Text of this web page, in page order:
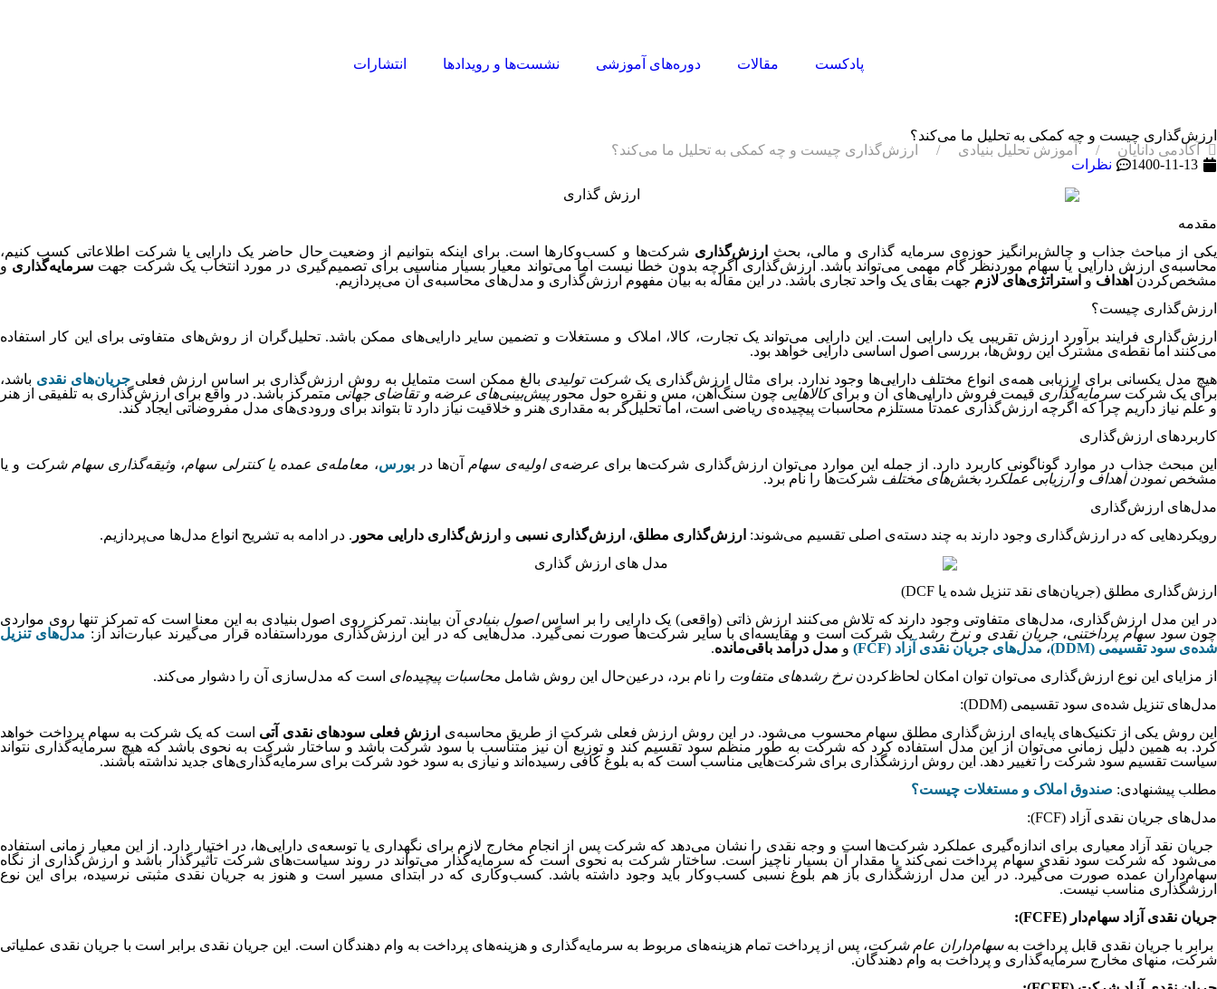
پادکست مقالات دوره‌های آموزشی نشست‌ها و رویدادها انتشارات
ارزش‌گذاری چیست و چه کمکی به تحلیل ما می‌کند؟
آکادمی دانایان
آموزش تحلیل بنیادی
ارزش‌گذاری چیست و چه کمکی به تحلیل ما می‌کند؟
1400-11-13
نظرات
مقدمه
یکی از مباحث جذاب و چالش‌برانگیز حوزه‌ی سرمایه گذاری و مالی، بحث
ارزش‌گذاری شرکت‌ها و کسب‌وکارها است. برای اینکه بتوانیم از وضعیت حال حاضر یک دارایی یا شرکت اطلاعاتی کسب کنیم،
محاسبه‌ی ارزش دارایی یا سهام موردنظر گام مهمی می‌تواند باشد. ارزش‌گذاری اگرچه بدون خطا نیست اما می‌تواند معیار بسیار مناسبی برای تصمیم‌گیری در مورد انتخاب یک شرکت جهت سرمایه‌گذاری و
مشخص‌کردن اهداف و استراتژی‌های لازم جهت بقای یک واحد تجاری باشد. در این مقاله به بیان مفهوم ارزش‌گذاری و مدل‌های محاسبه‌ی آن می‌پردازیم.
ارزش‌گذاری چیست؟
ارزش‌گذاری فرایند برآورد ارزش تقریبی یک دارایی است. این دارایی می‌تواند یک تجارت، کالا، املاک و مستغلات و تضمین سایر دارایی‌های ممکن باشد. تحلیل‌گران از روش‌های متفاوتی برای این کار استفاده
می‌کنند اما نقطه‌ی مشترک این روش‌ها، بررسی اصول اساسی دارایی خواهد بود.
هیچ مدل یکسانی برای ارزیابی همه‌ی انواع مختلف دارایی‌ها وجود ندارد. برای مثال ارزش‌گذاری یکشرکت تولیدی بالغ ممکن است متمایل به روش ارزش‌گذاری بر اساس ارزش فعلی جریان‌های نقدی باشد،
برای یک شرکتسرمایه‌گذاری قیمت فروش دارایی‌های آن و برایکالاهایی چون سنگ‌آهن، مس و نقره حول محورپیش‌بینی‌های عرضه و تقاضای جهانی متمرکز باشد. در واقع برای ارزش‌گذاری به تلفیقی از هنر
و علم نیاز داریم چرا که اگرچه ارزش‌گذاری عمدتاً مستلزم محاسبات پیچیده‌ی ریاضی است، اما تحلیل‌گر به مقداری هنر و خلاقیت نیاز دارد تا بتواند برای ورودی‌های مدل مفروضاتی ایجاد کند.
کاربردهای ارزش‌گذاری
این مبحث جذاب در موارد گوناگونی کاربرد دارد. از جمله این موارد می‌توان ارزش‌گذاری شرکت‌ها برای عرضه‌ی اولیه‌ی سهام آن‌ها دربورس، معامله‌ی عمده یا کنترلی سهام، وثیقه‌گذاری سهام شرکت و یا
مشخصنمودن اهداف و ارزیابی عملکرد بخش‌های مختلف شرکت‌ها را نام برد.
مدل‌های ارزش‌گذاری
رویکردهایی که در ارزش‌گذاری وجود دارند به چند دسته‌ی اصلی تقسیم می‌شوند: ارزش‌گذاری مطلق، ارزش‌گذاری نسبی و ارزش‌گذاری دارایی محور . در ادامه به تشریح انواع مدل‌ها می‌پردازیم.
ارزش‌گذاری مطلق (جریان‌های نقد تنزیل شده یا DCF)
در این مدل ارزش‌گذاری، مدل‌های متفاوتی وجود دارند که تلاش می‌کنند ارزش ذاتی (واقعی) یک دارایی را بر اساساصول بنیادی آن بیابند. تمرکز روی اصول بنیادی به این معنا است که تمرکز تنها روی مواردی
چونسود سهام پرداختنی،جریان نقدی و نرخ رشد یک شرکت است و مقایسه‌ای با سایر شرکت‌ها صورت نمی‌گیرد. مدل‌هایی که در این ارزش‌گذاری مورداستفاده قرار می‌گیرند عبارت‌اند از: مدل‌های تنزیل
شده‌ی سود تقسیمی (DDM
)، مدل‌های جریان نقدی آزاد (FCF
) و مدل درآمد باقی‌مانده.
از مزایای این نوع ارزش‌گذاری می‌توان توان امکان لحاظ‌کردننرخ رشدهای متفاوت را نام برد، درعین‌حال این روش شامل محاسبات پیچیده‌ای است که مدل‌سازی آن را دشوار می‌کند.
مدل‌های تنزیل شده‌ی سود تقسیمی (DDM):
این روش یکی از تکنیک‌های پایه‌ای ارزش‌گذاری مطلق سهام محسوب می‌شود. در این روش ارزش فعلی شرکت از طریق محاسبه‌ی ارزش فعلی سودهای نقدی آتی است که یک شرکت به سهام پرداخت خواهد
کرد. به همین دلیل زمانی می‌توان از این مدل استفاده کرد که شرکت به طور منظم سود تقسیم کند و توزیع آن نیز متناسب با سود شرکت باشد و ساختار شرکت به نحوی باشد که هیچ سرمایه‌گذاری نتواند
سیاست تقسیم سود شرکت را تغییر دهد. این روش ارزشگذاری برای شرکت‌هایی مناسب است که به بلوغ کافی رسیده‌اند و نیازی به سود خود شرکت برای سرمایه‌گذاری‌های جدید نداشته باشند.
مطلب پیشنهادی: صندوق املاک و مستغلات چیست؟
مدل‌های جریان نقدی آزاد (FCF):
جریان نقد آزاد معیاری برای اندازه‌گیری عملکرد شرکت‌ها است و وجه نقدی را نشان می‌دهد که شرکت پس از انجام مخارج لازم برای نگهداری یا توسعه‌ی دارایی‌ها، در اختیار دارد. از این معیار زمانی استفاده
می‌شود که شرکت سود نقدی سهام پرداخت نمی‌کند یا مقدار آن بسیار ناچیز است. ساختار شرکت به نحوی است که سرمایه‌گذار می‌تواند در روند سیاست‌های شرکت تأثیرگذار باشد و ارزش‌گذاری از نگاه
سهام‌داران عمده صورت می‌گیرد. در این مدل ارزشگذاری باز هم بلوغ نسبی کسب‌وکار باید وجود داشته باشد. کسب‌وکاری که در ابتدای مسیر است و هنوز به جریان نقدی مثبتی نرسیده، برای این نوع
ارزشگذاری مناسب نیست.
جریان نقدی آزاد سهام‌دار (FCFE):
برابر با جریان نقدی قابل پرداخت بهسهام‌داران عام شرکت، پس از پرداخت تمام هزینه‌های مربوط به سرمایه‌گذاری و هزینه‌های پرداخت به وام دهندگان است. این جریان نقدی برابر است با جریان نقدی عملیاتی
شرکت، منهای مخارج سرمایه‌گذاری و پرداخت به وام دهندگان.